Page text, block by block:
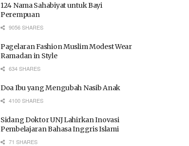
124 Nama Sahabiyat untuk Bayi
Perempuan
9056 SHARES
Pagelaran Fashion Muslim Modest Wear
Ramadan in Style
634 SHARES
Doa Ibu yang Mengubah Nasib Anak
4100 SHARES
Sidang Doktor UNJ Lahirkan Inovasi
Pembelajaran Bahasa Inggris Islami
71 SHARES